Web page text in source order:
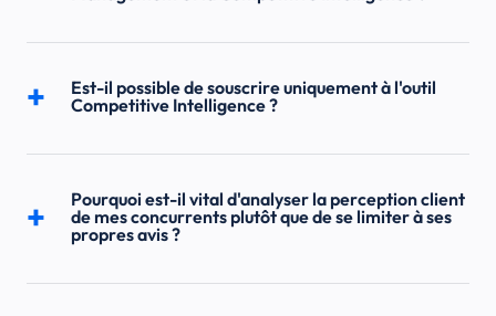
Est-il possible de souscrire uniquement à l'outil
Competitive Intelligence ?
Pourquoi est-il vital d'analyser la perception client
de mes concurrents plutôt que de se limiter à ses
propres avis ?